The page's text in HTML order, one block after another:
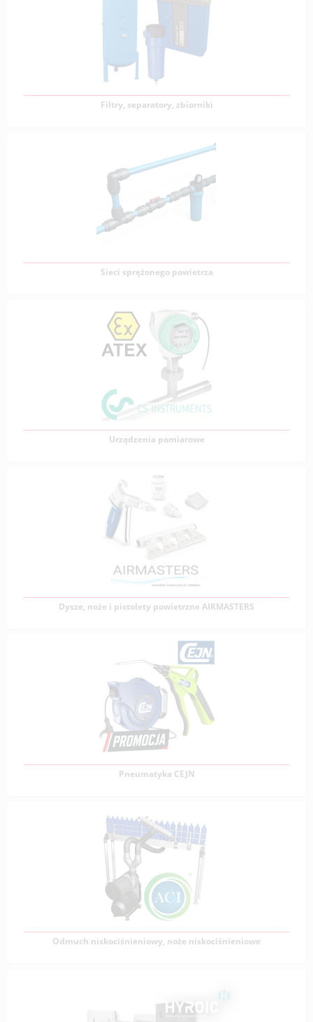
Wytworzone przez kompresor sprężone powietrze
zawiera znaczną ilość zanieczyszczeń; cząstek stałych
Filtry, separatory, zbiorniki
Filtry, separatory, zbiorniki
W zależności od typu urządzenia w 1 m³ sprężonego
powietrza może znajdować się nawet 100
Sieci sprężonego powietrza
Sieci sprężonego powietrza
Serwis VERVO zajmuje się doradztwem w zakresie
budowy i eksploatacji sieci sprężonego powietrza w
Urządzenia pomiarowe
Urządzenia pomiarowe
Firma VERVO jest autoryzowanym dystrybutorem CS
Instruments Germany i oferuje szeroką gamę urządzeń
Dysze, noże i pistolety powietrzne AIRMASTERS
Dysze, noże i pistolety powietrzne AIRMASTERS
AirMasters® to włoska firma w wieloletnim
doświadczeniem i specjalistyczną wiedzą w zakresie
Pneumatyka CEJN
Pneumatyka CEJN
CEJN to uznany na rynku globalnym producent wysokiej
jakości szybkozłączy, wtyczek, pistoletów
Odmuch niskociśnieniowy, noże niskociśnieniowe